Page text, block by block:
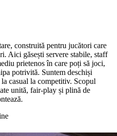
construită pentru jucători care
Aici găsești servere stabile, staff
prietenos în care poți să joci,
potrivită. Suntem deschiși
casual la competitiv. Scopul
unită, fair-play și plină de